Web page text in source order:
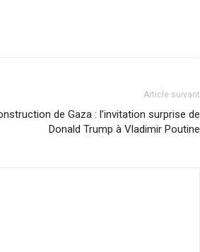
Article suivant
de Gaza : l’invitation surprise de
Donald Trump à Vladimir Poutine